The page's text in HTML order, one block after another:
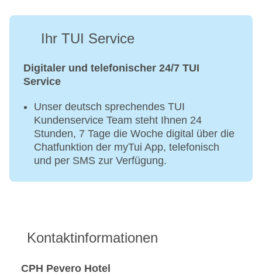
Ihr TUI Service
Digitaler und telefonischer 24/7 TUI
Service
Unser deutsch sprechendes TUI
Kundenservice Team steht Ihnen 24
Stunden, 7 Tage die Woche digital über die
Chatfunktion der myTui App, telefonisch
und per SMS zur Verfügung.
Kontaktinformationen
CPH Pevero Hotel